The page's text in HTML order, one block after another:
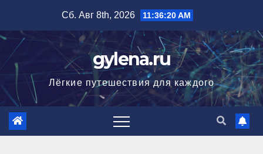
содержимому
Сб. Авг 8th, 2026 11:36:21 AM
gylena.ru
Лёгкие путешествия для каждого